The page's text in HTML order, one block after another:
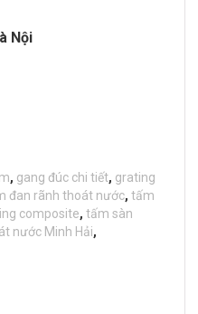
Nội
, gang đúc chi tiết, grating
đan rãnh thoát nước, tấm
composite, tấm sàn
nước Minh Hải,